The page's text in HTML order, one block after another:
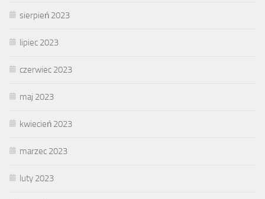
sierpień 2023
lipiec 2023
czerwiec 2023
maj 2023
kwiecień 2023
marzec 2023
luty 2023